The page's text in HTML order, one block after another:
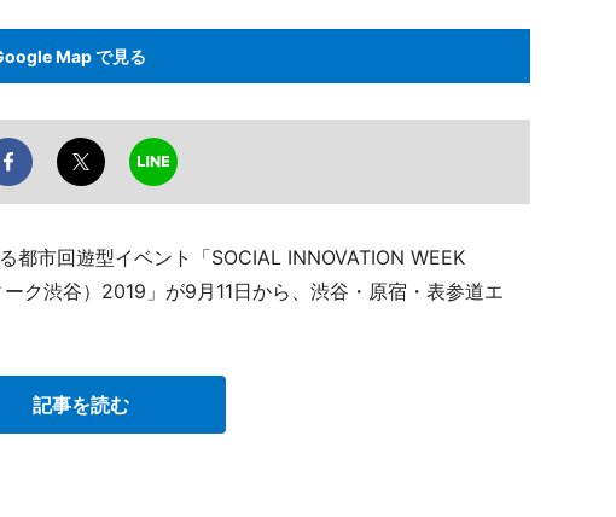
Map で見る
都市回遊型イベント「SOCIAL INNOVATION WEEK
ク渋谷）2019」が9月11日から、渋谷・原宿・表参道エ
記事を読む